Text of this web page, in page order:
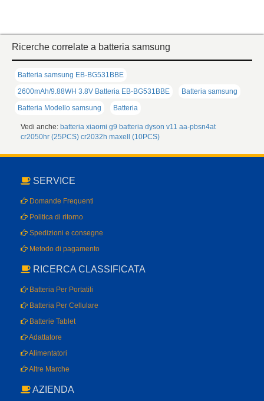
Ricerche correlate a batteria samsung
Batteria samsung EB-BG531BBE
2600mAh/9.88WH 3.8V Batteria EB-BG531BBE
Batteria samsung
Batteria Modello samsung
Batteria
Vedi anche: batteria xiaomi g9 batteria dyson v11 aa-pbsn4at
cr2050hr (25PCS) cr2032h maxell (10PCS)
SERVICE
Domande Frequenti
Politica di ritorno
Spedizioni e consegne
Metodo di pagamento
RICERCA CLASSIFICATA
Batteria Per Portatili
Batteria Per Cellulare
Batterie Tablet
Adattatore
Alimentatori
Altre Marche
AZIENDA